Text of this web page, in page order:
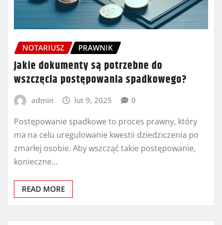
NOTARIUSZ PRAWNIK
Jakie dokumenty są potrzebne do
wszczęcia postępowania spadkowego?
admin lut 9, 2025 0
Postępowanie spadkowe to proces prawny, który
ma na celu uregulowanie kwestii dziedziczenia po
zmarłej osobie. Aby wszcząć takie postępowanie,
konieczne…
READ MORE